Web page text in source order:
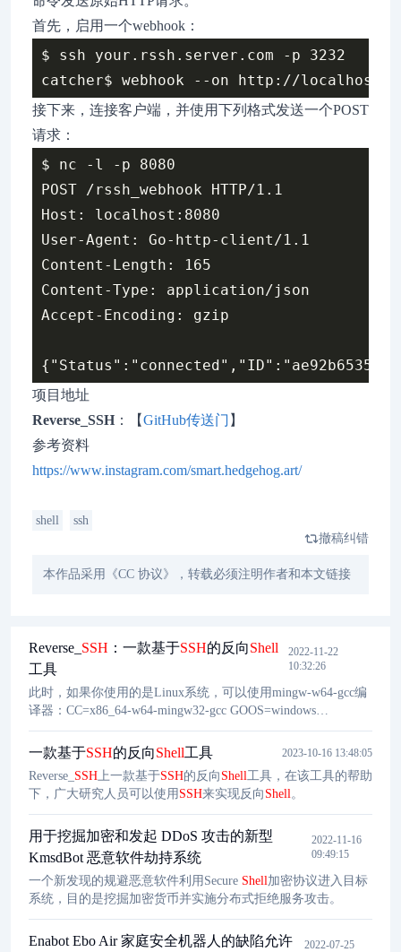
首先，启用一个webhook：
$ ssh your.rssh.server.com -p 3232
接下来，连接客户端，并使用下列格式发送一个POST
请求：
$ nc -l -p 8080
POST /rssh_webhook HTTP/1.1
Host: localhost:8080
User-Agent: Go-http-client/1.1
Content-Length: 165
Content-Type: application/json
Accept-Encoding: gzip
项目地址
Reverse_SSH ：【GitHub传送门 】
参考资料
https://www.instagram.com/smart.hedgehog.art/
shell
ssh
撤稿纠错
本作品采用《CC 协议》，转载必须注明作者和本文链接
Reverse_ SSH ：一款基于SSH的反向Shell
工具
2022-11-22
10:32:26
此时，如果你使用的是Linux系统，可以使用mingw-w64-gcc编
译器：CC=x86_64-w64-mingw32-gcc GOOS=windows
RSSH_HOMESERVER=192.168.1.1:2343 make client_dll. 当
RSSH服务器启用了Webserver之后，我们也可以使用下列命令
进行编译：./server --webserver :3232. 这种情况适用于无文件注
入的场景。WebhookRSSH服务器可以通过命令行终端接口并使
用webhook命令发送原始HTTP请求。
一款基于SSH的反向Shell工具 2023-10-16 13:48:05
Reverse_ SSH上一款基于SSH的反向 Shell工具，在该工具的帮助
下，广大研究人员可以使用 SSH来实现反向 Shell。
用于挖掘加密和发起 DDoS 攻击的新型
KmsdBot 恶意软件劫持系统
2022-11-16
09:49:15
一个新发现的规避恶意软件利用Secure Shell加密协议进入目标
系统，目的是挖掘加密货币并实施分布式拒绝服务攻击。
Enabot Ebo Air 家庭安全机器人的缺陷允许
2022-07-25